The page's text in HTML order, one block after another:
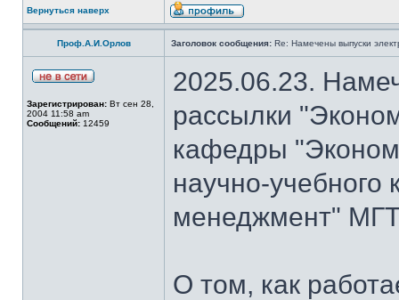
Вернуться наверх
Проф.А.И.Орлов Заголовок сообщения: Re: Намечены выпуски
Зарегистрирован: Вт сен 28,
2004 11:58 am
Сообщений: 12459
2025.06.23.
рассылки
кафедры
научно-
менеджмент"
О том, как